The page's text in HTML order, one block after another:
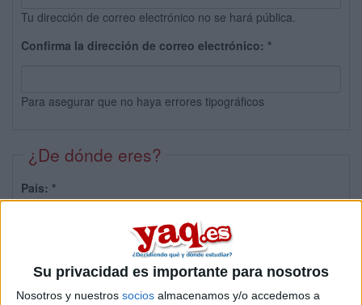
Su privacidad es importante para nosotros
Nosotros y nuestros socios almacenamos y/o accedemos a
Tu dirección de correo electrónico no se hará pública.
Confirma la dirección de correo electrónico: *
Para asegurar que no haya errores tipográficos
¿De dónde eres?
País: *